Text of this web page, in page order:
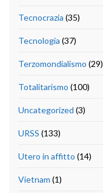
Tecnocrazia (35)
Tecnologia (37)
Terzomondialismo (29)
Totalitarismo (100)
Uncategorized (3)
URSS (133)
Utero in affitto (14)
Vietnam (1)